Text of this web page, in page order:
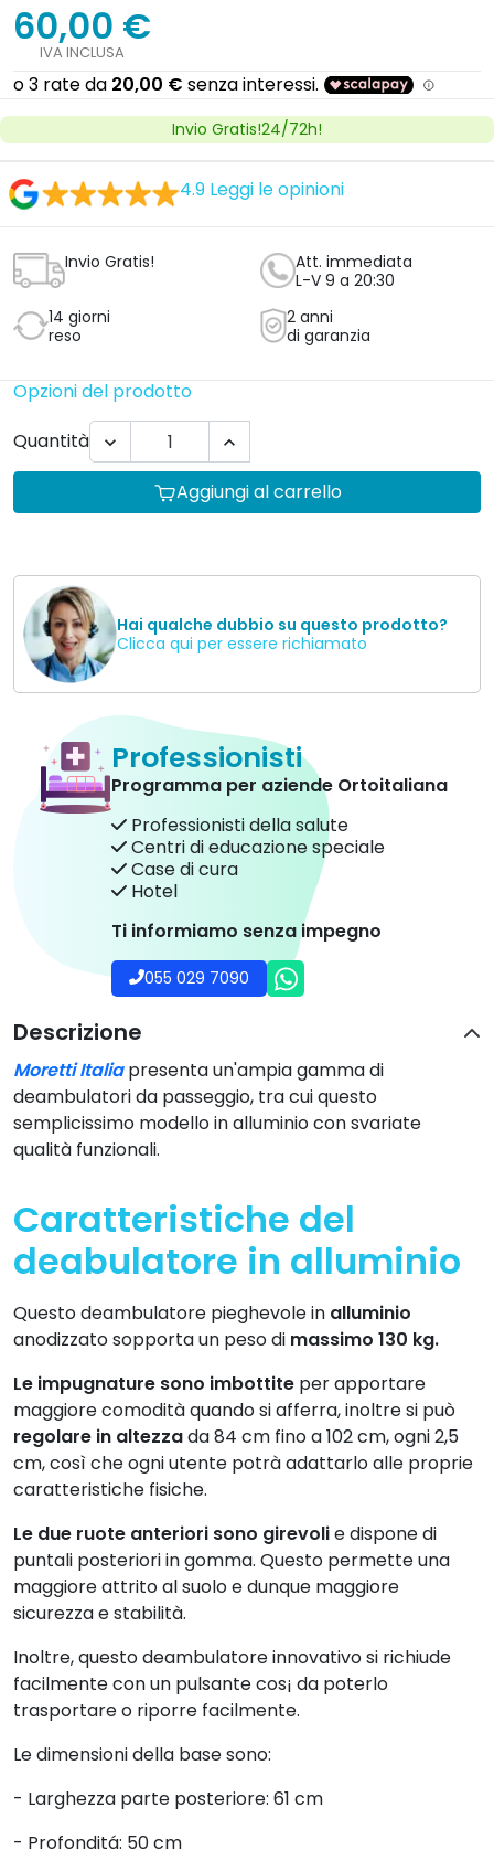
60,00 €
IVA INCLUSA
Invio Gratis!24/72h!
4.9 Leggi le opinioni
Invio Gratis!
Att. immediata
L-V 9 a 20:30
14 giorni
reso
2 anni
di garanzia
Opzioni del prodotto
Quantità
 
Aggiungi al carrello
Hai qualche dubbio su questo prodotto?
Clicca qui per essere richiamato
Professionisti
Programma per aziende Ortoitaliana
Professionisti della salute
Centri di educazione speciale
Case di cura
Hotel
Ti informiamo senza impegno
055 029 7090
Descrizione
Moretti Italia presenta un'ampia gamma di
deambulatori da passeggio, tra cui questo
semplicissimo modello in alluminio con svariate
qualità funzionali.
Caratteristiche del
deabulatore in alluminio
Questo deambulatore pieghevole in alluminio
anodizzato sopporta un peso di massimo 130 kg.
Le impugnature sono imbottite per apportare
maggiore comodità quando si afferra, inoltre si può
regolare in altezzada 84 cm fino a 102 cm, ogni 2,5
cm, così che ogni utente potrà adattarlo alle proprie
caratteristiche fisiche.
Le due ruote anteriori sono girevolie dispone di
puntali posteriori in gomma. Questo permette una
maggiore attrito al suolo e dunque maggiore
sicurezza e stabilità.
Inoltre, questo deambulatore innovativo si richiude
facilmente con un pulsante cos¡ da poterlo
trasportare o riporre facilmente.
Le dimensioni della base sono:
- Larghezza parte posteriore: 61 cm
- Profonditá: 50 cm